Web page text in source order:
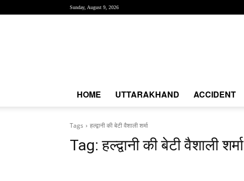
Sunday, August 9, 2026
HOME UTTARAKHAND ACCIDENT
Tags हल्द्वानी की बेटी वैशाली शर्मा
Tag:हल्द्वानी की बेटी वैशाली शर्मा